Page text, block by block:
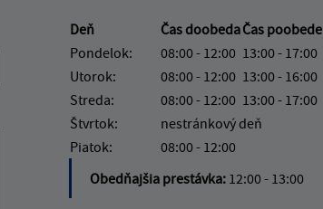
Deň Čas doobedaČas poobede
Pondelok:
08:00 - 12:00 13:00 - 17:00
Utorok:
08:00 - 12:00 13:00 - 16:00
Streda:
08:00 - 12:00 13:00 - 17:00
Štvrtok:
nestránkový deň
Piatok:
08:00 - 12:00
Obedňajšia prestávka: 12:00 - 13:00